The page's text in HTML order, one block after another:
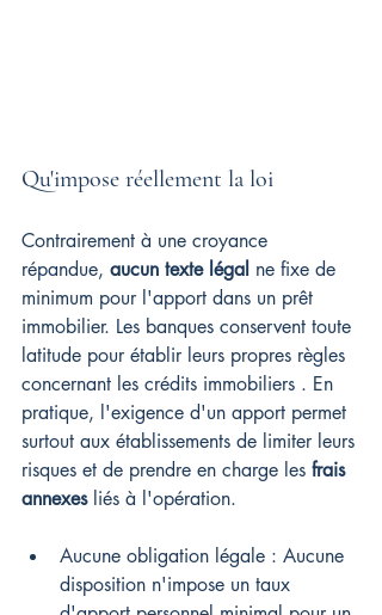
Qu'impose réellement la loi
Contrairement à une croyance
répandue, aucun texte légal ne fixe de
minimum pour l'apport dans un prêt
immobilier. Les banques conservent toute
latitude pour établir leurs propres règles
concernant les crédits immobiliers . En
pratique, l'exigence d'un apport permet
surtout aux établissements de limiter leurs
risques et de prendre en charge les frais
annexes liés à l'opération.
Aucune obligation légale : Aucune
disposition n'impose un taux